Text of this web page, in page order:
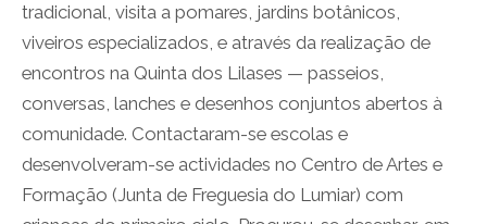
tradicional, visita a pomares, jardins botânicos,
viveiros especializados, e através da realização de
encontros na Quinta dos Lilases — passeios,
conversas, lanches e desenhos conjuntos abertos à
comunidade. Contactaram-se escolas e
desenvolveram-se actividades no Centro de Artes e
Formação (Junta de Freguesia do Lumiar) com